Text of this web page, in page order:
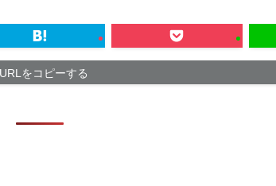
URLをコピーする